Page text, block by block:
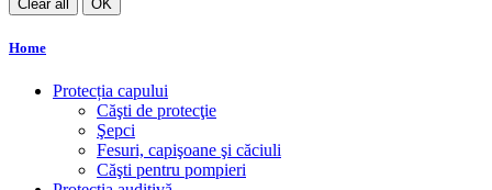
Clear all OK
Home
Protecția capului
Căşti de protecţie
Şepci
Fesuri, capişoane şi căciuli
Căşti pentru pompieri